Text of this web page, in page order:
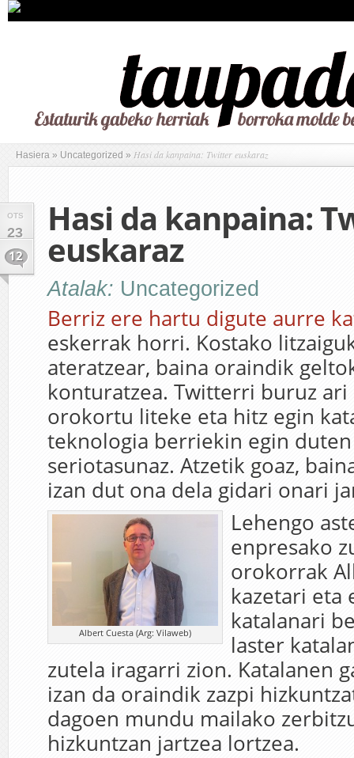
Hasiera » Uncategorized » Hasi da kanpaina: Twitter euskaraz
OTS
23
12
Hasi da kanpaina:
euskaraz
Atalak: Uncategorized
Berriz ere hartu digute aurre
eskerrak horri. Kostako
ateratzear, baina oraindik
konturatzea. Twitterri buruz ari
orokortu liteke eta hitz egin
teknologia berriekin egin
seriotasunaz. Atzetik goaz,
izan dut ona dela gidari onari
Albert Cuesta (Arg: Vilaweb)
Lehengo
enpresako
orokorrak
kazetari eta
katalanari
laster
zutela iragarri zion. Katalanen
izan da oraindik zazpi
dagoen mundu mailako
hizkuntzan jartzea lortzea.